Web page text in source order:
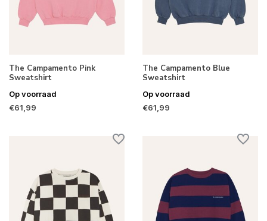
The Campamento Pink
Sweatshirt
Op voorraad
€61,99
The Campamento Blue
Sweatshirt
Op voorraad
€61,99